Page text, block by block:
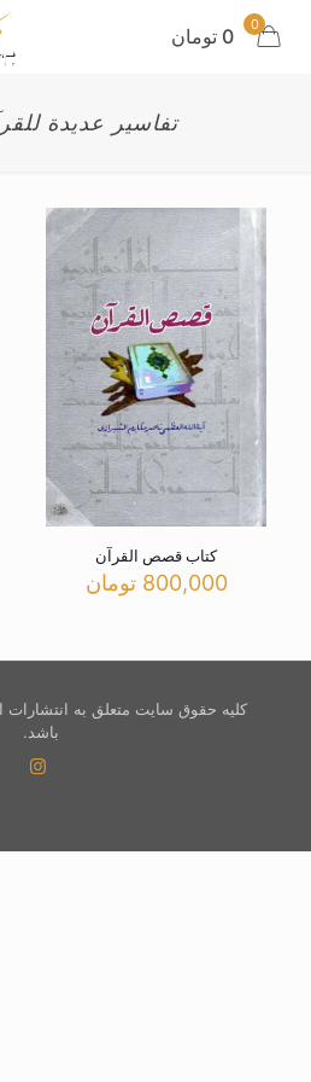
0 0 تومان
تفاسیر عدیدة
کتاب قصص القرآن
800,000 تومان
کلیه حقوق سایت متعلق به انتشارات
باشد.